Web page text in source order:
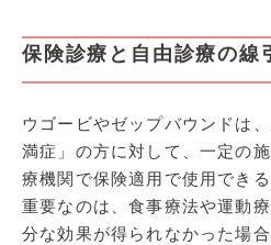
保険診療と自由診療の線
ウゴービやゼップバウンドは
満症」の方に対して、一定の
療機関で保険適用で使用できる
重要なのは、食事療法や運動
分な効果が得られなかった場